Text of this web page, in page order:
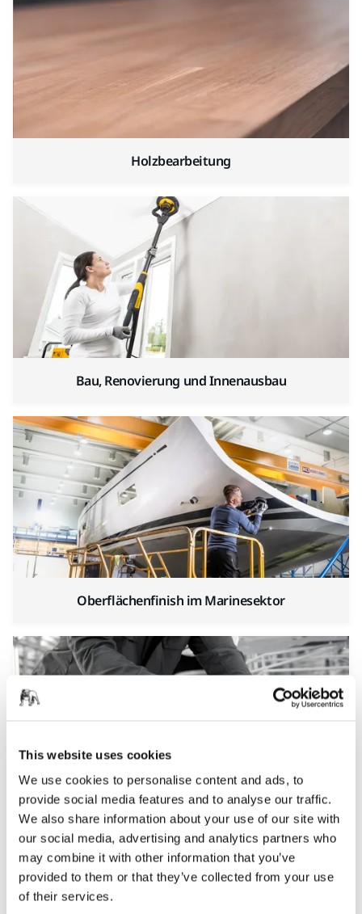
This website uses cookies
We use cookies to personalise content and ads, to
provide social media features and to analyse our traffic.
We also share information about your use of our site with
our social media, advertising and analytics partners who
may combine it with other information that you’ve
provided to them or that they’ve collected from your use
of their services.
Holzbearbeitung
Bau, Renovierung und Innenausbau
Oberflächenfinish im Marinesektor
Automobilindustrie